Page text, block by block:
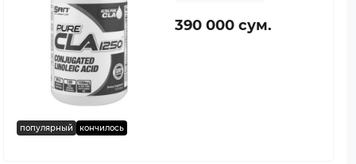
популярный кончилось
390 000 сум.